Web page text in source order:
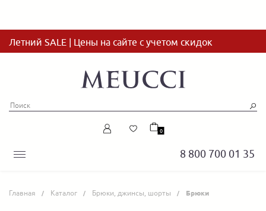
Летний SALE | Цены на сайте с учетом скидок
8 800 700 01 35
0
Главная Каталог Брюки, джинсы, шорты Брюки